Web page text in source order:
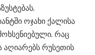
ოჯახი ქალისა
რაც
აღიარებს რუსეთის